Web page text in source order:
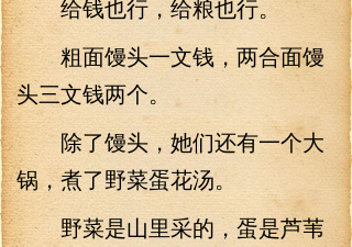
给钱也行，给粮也行。
粗面馒头一文钱，两合面馒
头三文钱两个。
除了馒头，她们还有一个大
锅，煮了野菜蛋花汤。
野菜是山里采的，蛋是芦苇